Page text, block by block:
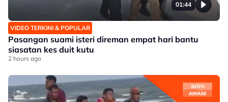
01:44
VIDEO TERKINI & POPULAR
Pasangan suami isteri direman empat hari bantu
siasatan kes duit kutu
2 hours ago